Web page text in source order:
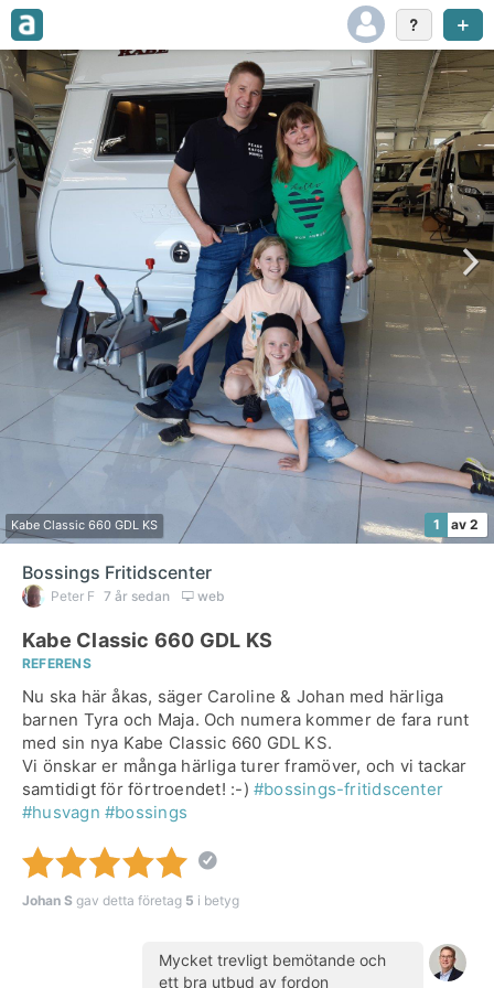
Kabe Classic 660 GDL KS 1 av 2
Bossings Fritidscenter
Peter F 7 år sedan web
Kabe Classic 660 GDL KS
REFERENS
Nu ska här åkas, säger Caroline & Johan med härliga
barnen Tyra och Maja. Och numera kommer de fara runt
med sin nya Kabe Classic 660 GDL KS.
Vi önskar er många härliga turer framöver, och vi tackar
samtidigt för förtroendet! :-) #bossings-fritidscenter
#husvagn #bossings
Johan S gav detta företag 5 i betyg
Mycket trevligt bemötande och
ett bra utbud av fordon